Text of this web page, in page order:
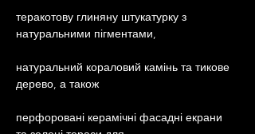
теракотову глиняну штукатурку з
натуральними пігментами,
натуральний кораловий камінь та тикове
дерево, а також
перфоровані керамічні фасадні екрани